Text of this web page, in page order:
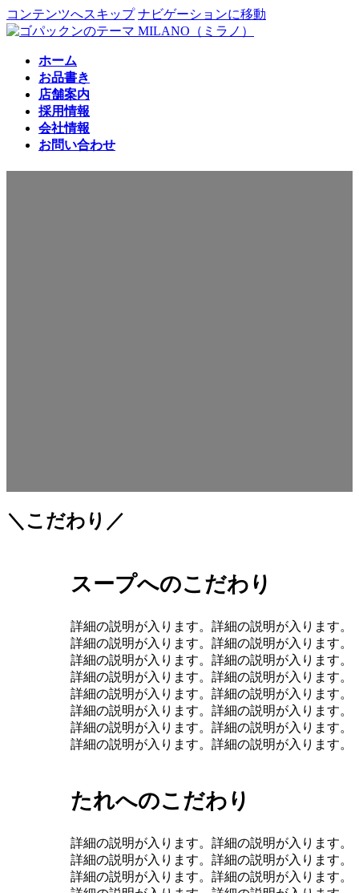
コンテンツへスキップ ナビゲーションに移動
ホーム
お品書き
店舗案内
採用情報
会社情報
お問い合わせ
＼こだわり／
スープへのこだわり
詳細の説明が入ります。詳細の説明が入ります。
詳細の説明が入ります。詳細の説明が入ります。
詳細の説明が入ります。詳細の説明が入ります。
詳細の説明が入ります。詳細の説明が入ります。
詳細の説明が入ります。詳細の説明が入ります。
詳細の説明が入ります。詳細の説明が入ります。
詳細の説明が入ります。詳細の説明が入ります。
詳細の説明が入ります。詳細の説明が入ります。
たれへのこだわり
詳細の説明が入ります。詳細の説明が入ります。
詳細の説明が入ります。詳細の説明が入ります。
詳細の説明が入ります。詳細の説明が入ります。